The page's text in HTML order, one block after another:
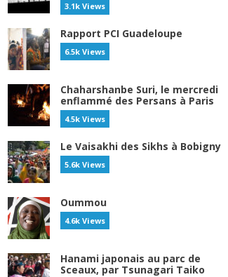
3.1k Views
Rapport PCI Guadeloupe
6.5k Views
Chaharshanbe Suri, le mercredi
enflammé des Persans à Paris
4.5k Views
Le Vaisakhi des Sikhs à Bobigny
5.6k Views
Oummou
4.6k Views
Hanami japonais au parc de
Sceaux, par Tsunagari Taiko